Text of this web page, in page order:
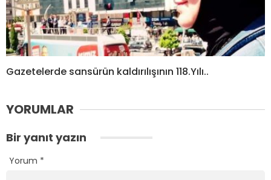
Gazetelerde sansürün kaldırılışının 118.Yılı..
YORUMLAR
Bir yanıt yazın
Yorum *